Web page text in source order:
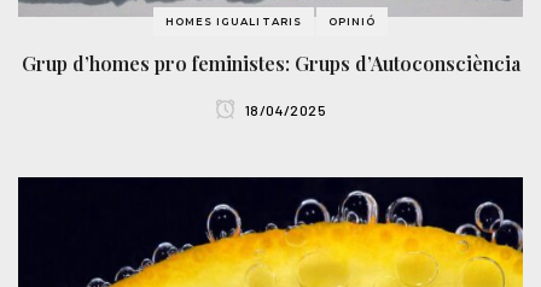
HOMES IGUALITARIS OPINIÓ
Grup d’homes pro feministes: Grups d’Autoconsciència
18/04/2025